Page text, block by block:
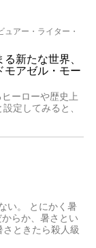
ュアー・ライター・
る新たな世界、
モアゼル・モー
ーローや歴史上
定してみると、
い。 とにかく暑
らか、暑さとい
ときたら殺人級